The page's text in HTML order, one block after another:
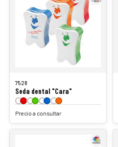
7528
Seda dental "Cara"
Precio a consultar